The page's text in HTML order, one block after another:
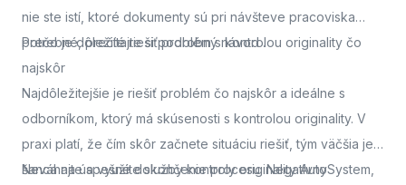
nie ste istí, ktoré dokumenty sú pri návšteve pracoviska
potrebné, prečítajte si podrobný návod.
Prečo je dôležité riešiť problém s kontrolou originality čo
najskôr
Najdôležitejšie je riešiť problém čo najskôr a ideálne s
odborníkom, ktorý má skúsenosti s kontrolou originality. V
praxi platí, že čím skôr začnete situáciu riešiť, tým väčšia je
šanca na úspešné dokončenie procesu. Negatívny
Neváhajte a využite služby kontroly originality AutoSystem,